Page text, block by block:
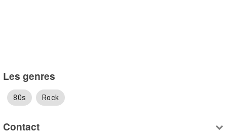
Les genres
80s Rock
Contact